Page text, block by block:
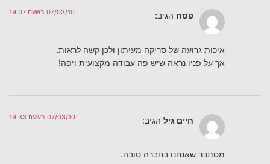
פסח הגיב: 07/03/10 בשעה 19:07
איכות גרועה של סריקה מעיתון ולכן קשה לראות.
אך על פניו נראה שיש פה עבודה מקצועית ויפה!
חיים גיל הגיב: 07/03/10 בשעה 19:33
מסתבר שאנחנו בחברה טובה.